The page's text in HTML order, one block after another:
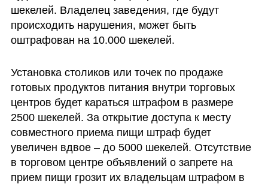
шекелей. Владелец заведения, где будут
происходить нарушения, может быть
оштрафован на 10.000 шекелей.
Установка столиков или точек по продаже
готовых продуктов питания внутри торговых
центров будет караться штрафом в размере
2500 шекелей. За открытие доступа к месту
совместного приема пищи штраф будет
увеличен вдвое – до 5000 шекелей. Отсутствие
в торговом центре объявлений о запрете на
прием пищи грозит их владельцам штрафом в